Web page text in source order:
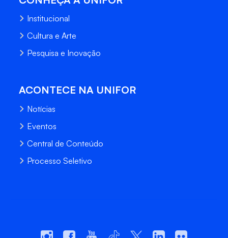
Institucional
Cultura e Arte
Pesquisa e Inovação
ACONTECE NA UNIFOR
Notícias
Eventos
Central de Conteúdo
Processo Seletivo